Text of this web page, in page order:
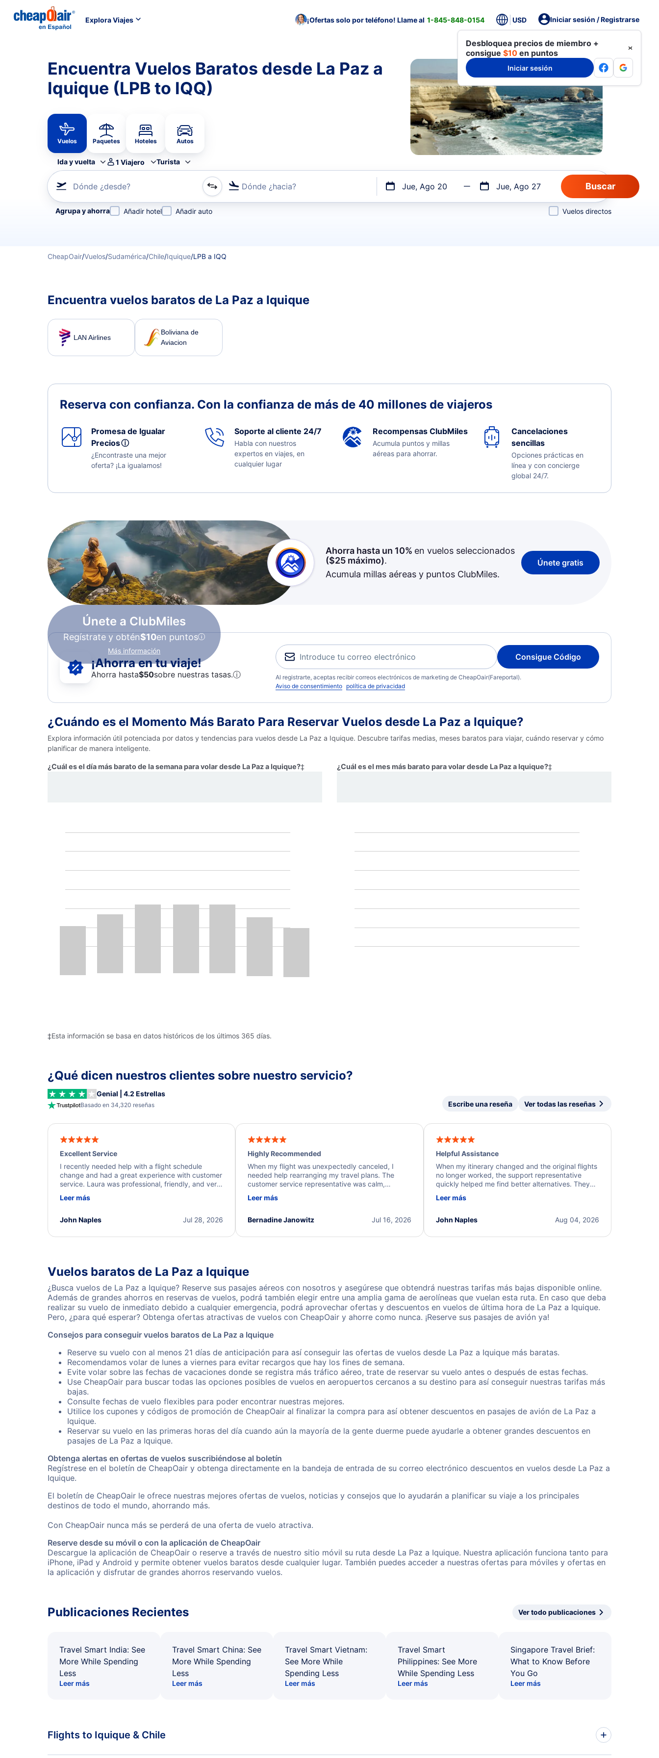
Explora Viajes ¡Ofertas solo por teléfono! Llame al 1-845-848-0154 USD Iniciar sesión / Registrarse
Desbloquea precios de miembro +
consigue $10 en puntos
Iniciar sesión
Encuentra Vuelos Baratos desde La Paz a
Iquique (LPB to IQQ)
Vuelos Paquetes Hoteles Autos
Ida y vuelta 1 Viajero Turista
Dónde ¿desde? Dónde ¿hacia? Jue, Ago 20 Jue, Ago 27
Refina tu búsqueda por aerolínea, por ciudad o aeropuerto o por vuelos directos
Agrupa y ahorra Añadir hotel Añadir auto Vuelos directos
CheapOair/Vuelos/Sudamérica/Chile/Iquique/LPB a IQQ
Encuentra vuelos baratos de La Paz a Iquique
LAN Airlines
Boliviana de
Aviacion
Reserva con confianza. Con la confianza de más de 40 millones de viajeros
Promesa de Igualar
Preciosⓘ
¿Encontraste una mejor
oferta? ¡La igualamos!
Soporte al cliente 24/7
Habla con nuestros
expertos en viajes, en
cualquier lugar
Recompensas ClubMiles
Acumula puntos y millas
aéreas para ahorrar.
Cancelaciones
sencillas
Opciones prácticas en
línea y con concierge
global 24/7.
Únete a ClubMiles
Regístrate y obtén$10en puntos
Más información
Ahorra hasta un 10% en vuelos seleccionados
($25máximo).
Acumula millas aéreas y puntos ClubMiles.
Únete gratis
¡Ahorra en tu viaje!
Ahorra hasta$50sobre nuestras tasas.ⓘ
Consigue Código
Al registrarte, aceptas recibir correos electrónicos de marketing de CheapOair(Fareportal).
Aviso de consentimiento política de privacidad
¿Cuándo es el Momento Más Barato Para Reservar Vuelos desde La Paz a Iquique?
Explora información útil potenciada por datos y tendencias para vuelos desde La Paz a Iquique. Descubre tarifas medias, meses baratos para viajar, cuándo reservar y cómo
planificar de manera inteligente.
¿Cuál es el día más barato de la semana para volar desde La Paz a Iquique?‡ ¿Cuál es el mes más barato para volar desde La Paz a Iquique?‡
‡Esta información se basa en datos históricos de los últimos 365 días.
¿Qué dicen nuestros clientes sobre nuestro servicio?
Genial | 4.2 Estrellas
Basado en 34,320 reseñas Escribe una reseña Ver todas las reseñas
Excellent Service
I recently needed help with a flight schedule
change and had a great experience with customer
service. Laura was professional, friendly, and very
a solution and kept me informed of the next steps.
Leer más
Jul 28, 2026
John Naples
Highly Recommended
When my flight was unexpectedly canceled, I
needed help rearranging my travel plans. The
customer service representative was calm,
process. They quickly found alternative flight
I truly appreciate the excellent support and
Leer más
Jul 16, 2026
Bernadine Janowitz
Helpful Assistance
When my itinerary changed and the original flights
no longer worked, the support representative
quickly helped me find better alternatives. They
beyond to resolve the issue. I'm grateful for the
Leer más
Aug 04, 2026
John Naples
Vuelos baratos de La Paz a Iquique
¿Busca vuelos de La Paz a Iquique? Reserve sus pasajes aéreos con nosotros y asegúrese que obtendrá nuestras tarifas más bajas disponible online.
Además de grandes ahorros en reservas de vuelos, podrá también elegir entre una amplia gama de aerolíneas que vuelan esta ruta. En caso que deba
realizar su vuelo de inmediato debido a cualquier emergencia, podrá aprovechar ofertas y descuentos en vuelos de última hora de La Paz a Iquique.
Pero, ¿para qué esperar? Obtenga ofertas atractivas de vuelos con CheapOair y ahorre como nunca. ¡Reserve sus pasajes de avión ya!
Consejos para conseguir vuelos baratos de La Paz a Iquique
Reserve su vuelo con al menos 21 días de anticipación para así conseguir las ofertas de vuelos desde La Paz a Iquique más baratas.
Recomendamos volar de lunes a viernes para evitar recargos que hay los fines de semana.
Evite volar sobre las fechas de vacaciones donde se registra más tráfico aéreo, trate de reservar su vuelo antes o después de estas fechas.
Use CheapOair para buscar todas las opciones posibles de vuelos en aeropuertos cercanos a su destino para así conseguir nuestras tarifas más
bajas.
Consulte fechas de vuelo flexibles para poder encontrar nuestras mejores.
Utilice los cupones y códigos de promoción de CheapOair al finalizar la compra para así obtener descuentos en pasajes de avión de La Paz a
Iquique.
Reservar su vuelo en las primeras horas del día cuando aún la mayoría de la gente duerme puede ayudarle a obtener grandes descuentos en
pasajes de La Paz a Iquique.
Obtenga alertas en ofertas de vuelos suscribiéndose al boletín
Regístrese en el boletín de CheapOair y obtenga directamente en la bandeja de entrada de su correo electrónico descuentos en vuelos desde La Paz a
Iquique.
El boletín de CheapOair le ofrece nuestras mejores ofertas de vuelos, noticias y consejos que lo ayudarán a planificar su viaje a los principales
destinos de todo el mundo, ahorrando más.
Con CheapOair nunca más se perderá de una oferta de vuelo atractiva.
Reserve desde su móvil o con la aplicación de CheapOair
Descargue la aplicación de CheapOair o reserve a través de nuestro sitio móvil su ruta desde La Paz a Iquique. Nuestra aplicación funciona tanto para
iPhone, iPad y Android y permite obtener vuelos baratos desde cualquier lugar. También puedes acceder a nuestras ofertas para móviles y ofertas en
la aplicación y disfrutar de grandes ahorros reservando vuelos.
Publicaciones Recientes Ver todo publicaciones
Travel Smart India: See
More While Spending
Less
Leer más
Travel Smart China: See
More While Spending
Less
Leer más
Travel Smart Vietnam:
See More While
Spending Less
Leer más
Travel Smart
Philippines: See More
While Spending Less
Leer más
Singapore Travel Brief:
What to Know Before
You Go
Leer más
Flights to Iquique & Chile